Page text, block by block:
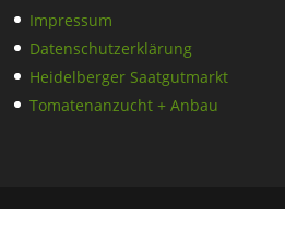
Impressum
Datenschutzerklärung
Heidelberger Saatgutmarkt
Tomatenanzucht + Anbau